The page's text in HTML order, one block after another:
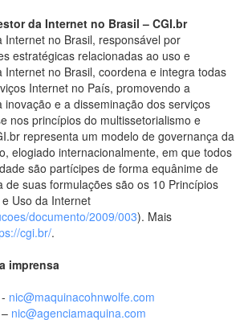
da Internet no Brasil – CGI.br
Internet no Brasil, responsável por
estratégicas relacionadas ao uso e
Internet no Brasil, coordena e integra todas
Internet no País, promovendo a
inovação e a disseminação dos serviços
nos princípios do multissetorialismo e
representa um modelo de governança da
elogiado internacionalmente, em que todos
são partícipes de forma equânime de
de suas formulações são os 10 Princípios
Uso da Internet
documento/2009/003). Mais
cgi.br/.
imprensa
nic@maquinacohnwolfe.com
nic@agenciamaquina.com